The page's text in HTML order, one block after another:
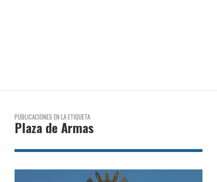
PUBLICACIONES EN LA ETIQUETA
Plaza de Armas